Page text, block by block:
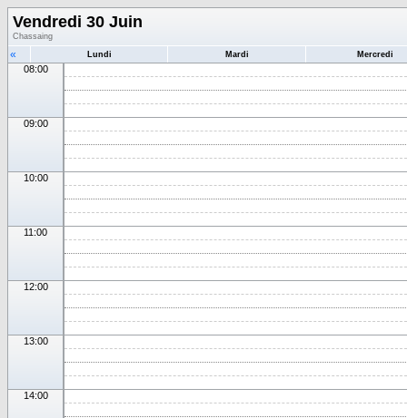
Vendredi 30 Juin
Chassaing
« Lundi Mardi Mercredi
08:00
09:00
10:00
11:00
12:00
13:00
14:00